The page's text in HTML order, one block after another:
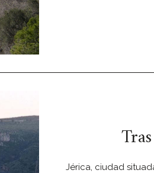
Jérica, ciudad